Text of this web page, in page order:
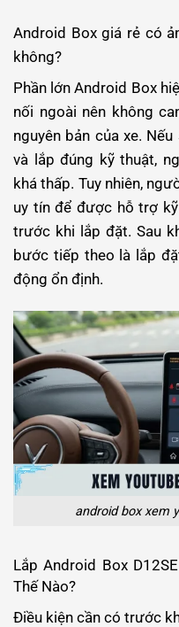
Android Box giá rẻ có
không?
Phần lớn Android Box
nối ngoài nên không
nguyên bản của xe.
và lắp đúng kỹ thuật,
khá thấp. Tuy nhiên,
uy tín để được hỗ trợ
trước khi lắp đặt. Sau
bước tiếp theo là lắp
động ổn định.
android box xem
Lắp Android Box
Thế Nào?
Điều kiện cần có trước